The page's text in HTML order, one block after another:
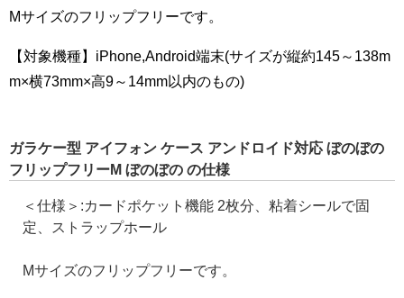
Mサイズのフリップフリーです。
【対象機種】iPhone,Android端末(サイズが縦約145～138m
m×横73mm×高9～14mm以内のもの)
ガラケー型 アイフォン ケース アンドロイド対応 ぼのぼの
フリップフリーM ぼのぼの の仕様
＜仕様＞:カードポケット機能 2枚分、粘着シールで固
定、ストラップホール
Mサイズのフリップフリーです。